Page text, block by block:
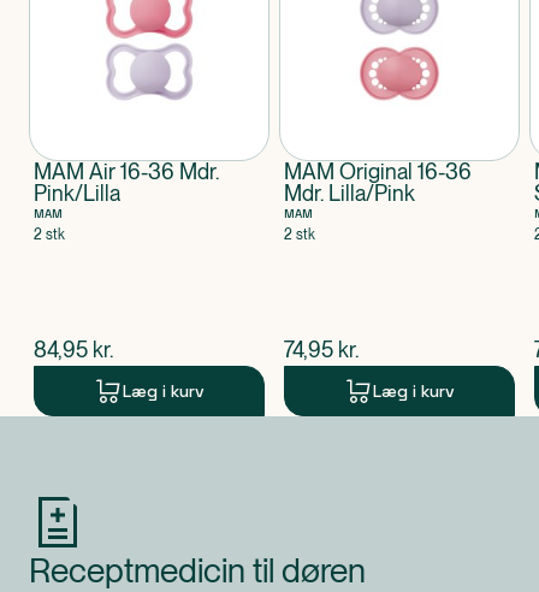
udskiftes efter 1-2 måneder. Test altid sutten før hver
MAM Air 16-36 Mdr.
Pink/Lilla
MAM
2 stk
$nuværende pris
84,95 kr.
Læg i kurv
MAM Original 16-36
Mdr. Lilla/Pink
MAM
2 stk
$nuværende pris
74,95 kr.
Læg i kurv
Receptmedicin til døren